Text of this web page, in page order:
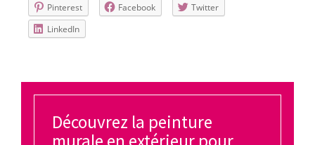
Pinterest Facebook
Twitter
LinkedIn
Découvrez la peinture